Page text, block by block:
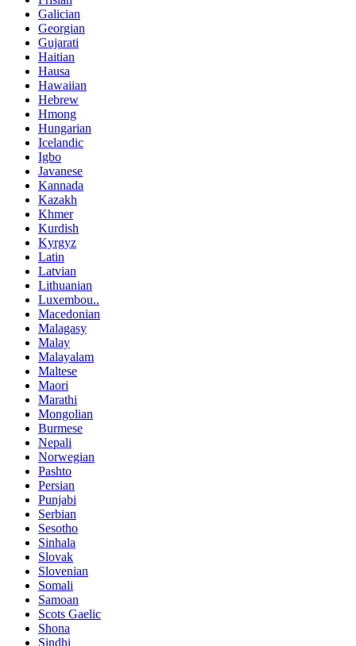
Galician
Georgian
Gujarati
Haitian
Hausa
Hawaiian
Hebrew
Hmong
Hungarian
Icelandic
Igbo
Javanese
Kannada
Kazakh
Khmer
Kurdish
Kyrgyz
Latin
Latvian
Lithuanian
Luxembou..
Macedonian
Malagasy
Malay
Malayalam
Maltese
Maori
Marathi
Mongolian
Burmese
Nepali
Norwegian
Pashto
Persian
Punjabi
Serbian
Sesotho
Sinhala
Slovak
Slovenian
Somali
Samoan
Scots Gaelic
Shona
Sindhi